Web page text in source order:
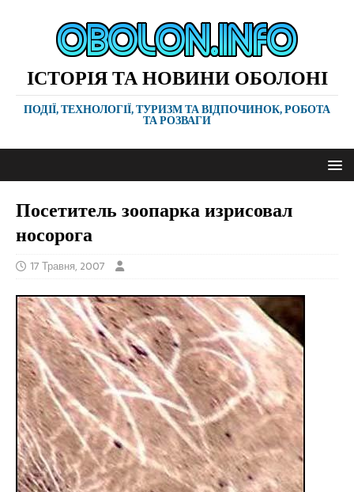
ІСТОРІЯ ТА НОВИНИ ОБОЛОНІ
ПОДІЇ, ТЕХНОЛОГІЇ, ТУРИЗМ ТА ВІДПОЧИНОК, РОБОТА
ТА РОЗВАГИ
Посетитель зоопарка изрисовал
носорога
17 Травня, 2007